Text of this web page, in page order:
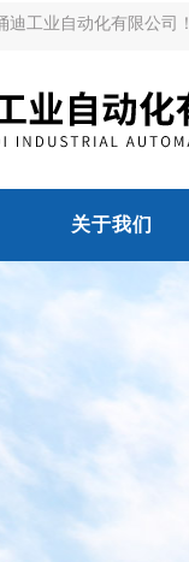
工业自动化有限公司！
关于我们